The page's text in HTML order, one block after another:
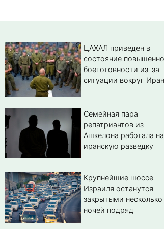
ЦАХАЛ приведен в
состояние
боеготовности из-за
ситуации вокруг
Семейная пара
репатриантов из
Ашкелона работала на
иранскую разведку
Крупнейшие шоссе
Израиля останутся
закрытыми несколько
ночей подряд